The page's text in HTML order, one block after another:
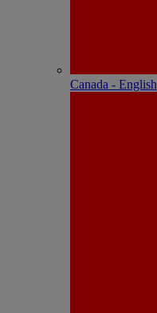
Canada - English